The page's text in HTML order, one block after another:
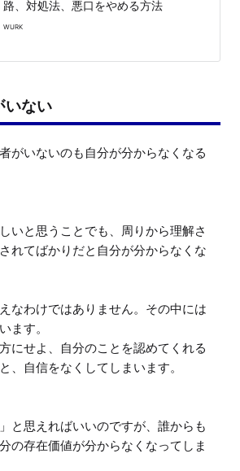
路、対処法、悪口をやめる方法
WURK
いない
がいないのも自分が分からなくなる
いと思うことでも、周りから理解さ
れてばかりだと自分が分からなくな
なわけではありません。その中には
ます。
にせよ、自分のことを認めてくれる
、自信をなくしてしまいます。
と思えればいいのですが、誰からも
の存在価値が分からなくなってしま